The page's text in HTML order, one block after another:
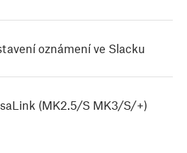
oznámení ve Slacku
(MK2.5/S MK3/S/+)